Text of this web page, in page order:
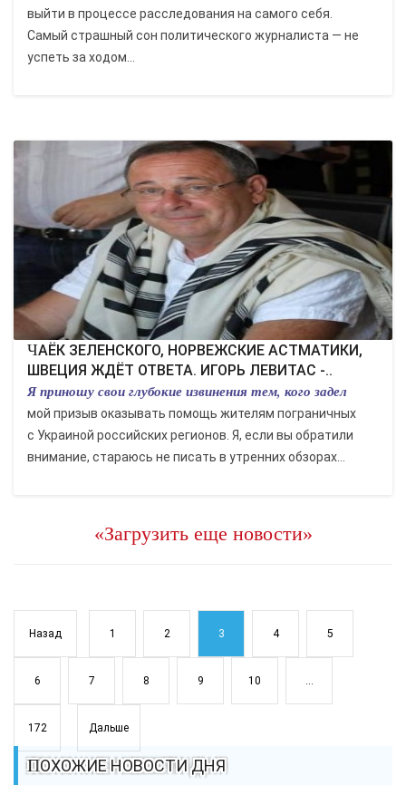
выйти в процессе расследования на самого себя.
Самый страшный сон политического журналиста — не
успеть за ходом...
ЧАЁК ЗЕЛЕНСКОГО, НОРВЕЖСКИЕ АСТМАТИКИ,
ШВЕЦИЯ ЖДЁТ ОТВЕТА. ИГОРЬ ЛЕВИТАС -..
Я приношу свои глубокие извинения тем, кого задел
мой призыв оказывать помощь жителям пограничных
с Украиной российских регионов. Я, если вы обратили
внимание, стараюсь не писать в утренних обзорах...
«Загрузить еще новости»
Назад 1 2 3 4 5
6 7 8 9 10 ...
172 Дальше
ПОХОЖИЕ НОВОСТИ ДНЯ